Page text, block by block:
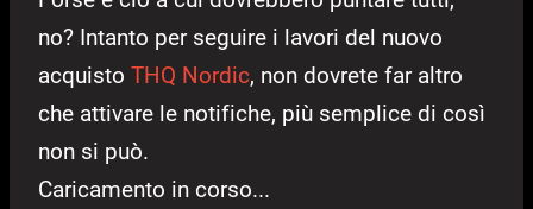
no? Intanto per seguire i lavori del nuovo
acquisto THQ Nordic, non dovrete far altro
che attivare le notifiche, più semplice di così
non si può.
Caricamento in corso...